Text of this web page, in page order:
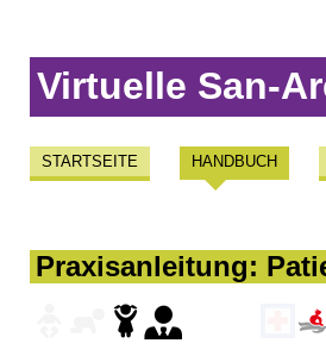
Virtuelle San-
STARTSEITE HANDBUCH
Praxisanleitung: